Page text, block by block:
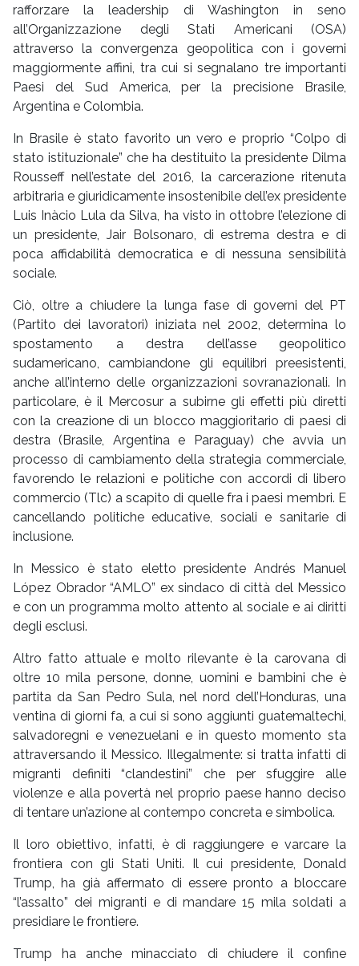
rafforzare la leadership di Washington in seno
all’Organizzazione degli Stati Americani (OSA)
attraverso la convergenza geopolitica con i governi
maggiormente affini, tra cui si segnalano tre importanti
Paesi del Sud America, per la precisione Brasile,
Argentina e Colombia.
In Brasile è stato favorito un vero e proprio “Colpo di
stato istituzionale” che ha destituito la presidente Dilma
Rousseff nell’estate del 2016, la carcerazione ritenuta
arbitraria e giuridicamente insostenibile dell’ex presidente
Luis Inàcio Lula da Silva, ha visto in ottobre l’elezione di
un presidente, Jair Bolsonaro, di estrema destra e di
poca affidabilità democratica e di nessuna sensibilità
sociale.
Ciò, oltre a chiudere la lunga fase di governi del PT
(Partito dei lavoratori) iniziata nel 2002, determina lo
spostamento a destra dell’asse geopolitico
sudamericano, cambiandone gli equilibri preesistenti,
anche all’interno delle organizzazioni sovranazionali. In
particolare, è il Mercosur a subirne gli effetti più diretti
con la creazione di un blocco maggioritario di paesi di
destra (Brasile, Argentina e Paraguay) che avvia un
processo di cambiamento della strategia commerciale,
favorendo le relazioni e politiche con accordi di libero
commercio (Tlc) a scapito di quelle fra i paesi membri. E
cancellando politiche educative, sociali e sanitarie di
inclusione.
In Messico è stato eletto presidente Andrés Manuel
López Obrador “AMLO” ex sindaco di città del Messico
e con un programma molto attento al sociale e ai diritti
degli esclusi.
Altro fatto attuale e molto rilevante è la carovana di
oltre 10 mila persone, donne, uomini e bambini che è
partita da San Pedro Sula, nel nord dell’Honduras, una
ventina di giorni fa, a cui si sono aggiunti guatemaltechi,
salvadoregni e venezuelani e in questo momento sta
attraversando il Messico. Illegalmente: si tratta infatti di
migranti definiti “clandestini” che per sfuggire alle
violenze e alla povertà nel proprio paese hanno deciso
di tentare un’azione al contempo concreta e simbolica.
Il loro obiettivo, infatti, è di raggiungere e varcare la
frontiera con gli Stati Uniti. Il cui presidente, Donald
Trump, ha già affermato di essere pronto a bloccare
“l’assalto” dei migranti e di mandare 15 mila soldati a
presidiare le frontiere.
Trump ha anche minacciato di chiudere il confine